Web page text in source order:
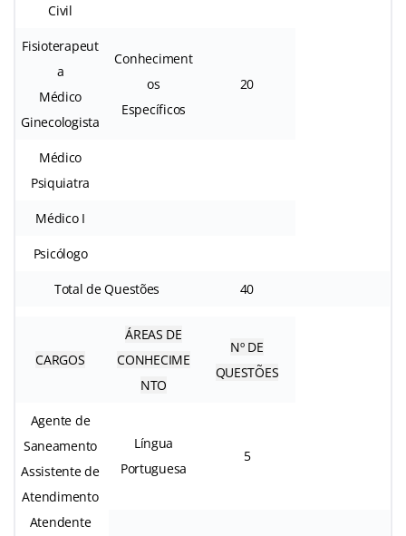
Civil
Fisioterapeut
a
Médico
Ginecologista
Conheciment
os
Específicos
20
Médico
Psiquiatra
Médico I
Psicólogo
Total de Questões 40
CARGOS
ÁREAS DE
CONHECIME
NTO
Nº DE
QUESTÕES
Agente de
Saneamento
Assistente de
Atendimento
Atendente
Língua
Portuguesa
5